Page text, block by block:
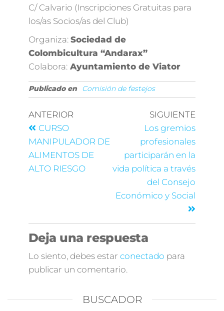
C/ Calvario (Inscripciones Gratuitas para
los/as Socios/as del Club)
Organiza: Sociedad de
Colombicultura “Andarax”
Colabora:Ayuntamiento de Viator
Publicado en Comisión de festejos
ANTERIOR
CURSO
MANIPULADOR DE
ALIMENTOS DE
ALTO RIESGO
SIGUIENTE
Los gremios
profesionales
participarán en la
vida política a través
del Consejo
Económico y Social
Deja una respuesta
Lo siento, debes estar conectado para
publicar un comentario.
BUSCADOR